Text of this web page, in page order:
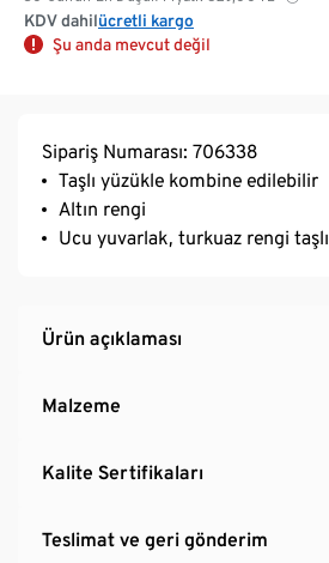
KDV dahilücretli kargo
Şu anda mevcut değil
Sipariş Numarası: 706338
Taşlı yüzükle kombine edilebilir
Altın rengi
Ucu yuvarlak, turkuaz rengi taşlı
Ürün açıklaması
Malzeme
Kalite Sertifikaları
Teslimat ve geri gönderim